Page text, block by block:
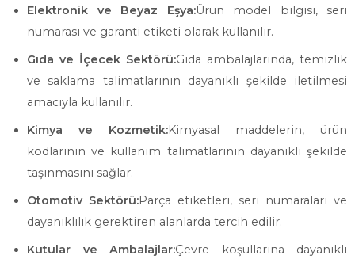
Elektronik ve Beyaz Eşya:Ürün model bilgisi, seri
numarası ve garanti etiketi olarak kullanılır.
Gıda ve İçecek Sektörü:Gıda ambalajlarında, temizlik
ve saklama talimatlarının dayanıklı şekilde iletilmesi
amacıyla kullanılır.
Kimya ve Kozmetik:Kimyasal maddelerin, ürün
kodlarının ve kullanım talimatlarının dayanıklı şekilde
taşınmasını sağlar.
Otomotiv Sektörü:Parça etiketleri, seri numaraları ve
dayanıklılık gerektiren alanlarda tercih edilir.
Kutular ve Ambalajlar:Çevre koşullarına dayanıklı